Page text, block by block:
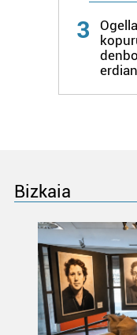
3
erdian
Bizkaia